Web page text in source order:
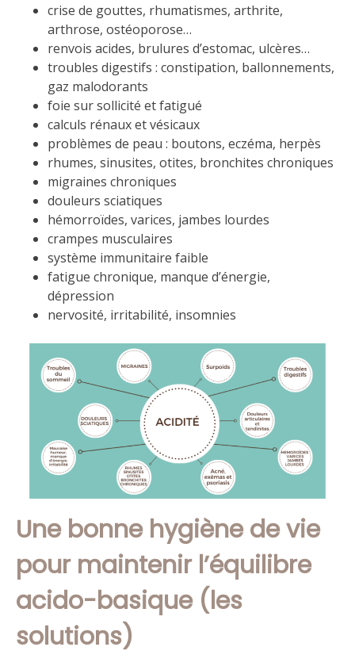
crise de gouttes, rhumatismes, arthrite,
arthrose, ostéoporose…
renvois acides, brulures d’estomac, ulcères…
troubles digestifs : constipation, ballonnements,
gaz malodorants
foie sur sollicité et fatigué
calculs rénaux et vésicaux
problèmes de peau : boutons, eczéma, herpès
rhumes, sinusites, otites, bronchites chroniques
migraines chroniques
douleurs sciatiques
hémorroïdes, varices, jambes lourdes
crampes musculaires
système immunitaire faible
fatigue chronique, manque d’énergie,
dépression
nervosité, irritabilité, insomnies
Une bonne hygiène de vie
pour maintenir l’équilibre
acido-basique (les
solutions)